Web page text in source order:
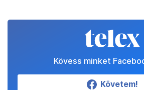
Kövess minket
Követem!